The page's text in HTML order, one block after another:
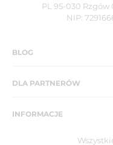
PL 95-030 Rzgów
NIP:
BLOG
DLA PARTNERÓW
INFORMACJE